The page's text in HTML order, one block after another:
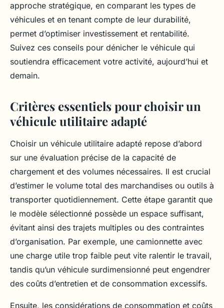
approche stratégique, en comparant les types de
véhicules et en tenant compte de leur durabilité,
permet d’optimiser investissement et rentabilité.
Suivez ces conseils pour dénicher le véhicule qui
soutiendra efficacement votre activité, aujourd’hui et
demain.
Critères essentiels pour choisir un
véhicule utilitaire adapté
Choisir un véhicule utilitaire adapté repose d’abord
sur une évaluation précise de la capacité de
chargement et des volumes nécessaires. Il est crucial
d’estimer le volume total des marchandises ou outils à
transporter quotidiennement. Cette étape garantit que
le modèle sélectionné possède un espace suffisant,
évitant ainsi des trajets multiples ou des contraintes
d’organisation. Par exemple, une camionnette avec
une charge utile trop faible peut vite ralentir le travail,
tandis qu’un véhicule surdimensionné peut engendrer
des coûts d’entretien et de consommation excessifs.
Ensuite, les considérations de consommation et coûts